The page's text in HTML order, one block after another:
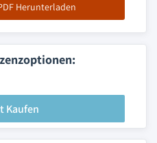
Herunterladen
Kaufen